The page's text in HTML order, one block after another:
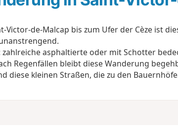
Victor-de-Malcap bis zum Ufer der Cèze ist
zahlreiche asphaltierte oder mit Schotter
Regenfällen bleibt diese Wanderung
diese kleinen Straßen, die zu den